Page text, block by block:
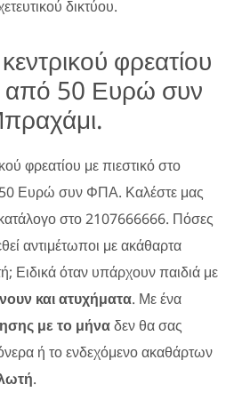
δικτύου.
φρεατίου
από 50 Ευρώ συν
φρεατίου με πιεστικό στο
50 Ευρώ συν ΦΠΑ. Καλέστε μας
στο 2107666666. Πόσες
αντιμέτωποι με ακάθαρτα
Ειδικά όταν υπάρχουν παιδιά με
και ατυχήματα. Με ένα
με το μήναδεν θα σας
ή το ενδεχόμενο ακαθάρτων
.